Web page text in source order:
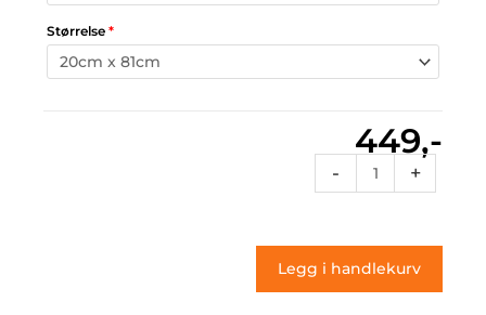
Størrelse *
449,-
-
217
antall
+
Legg i handlekurv